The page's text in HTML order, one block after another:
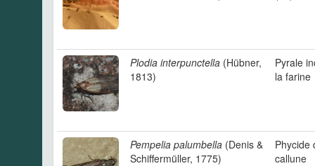
Plodia interpunctella (Hübner,
1813)
Pyrale
la farine
Pempelia palumbella (Denis &
Schiffermüller, 1775)
Phycide
callune